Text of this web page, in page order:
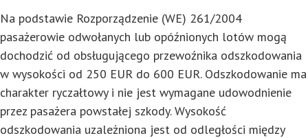
Na podstawie Rozporządzenie (WE) 261/2004
pasażerowie odwołanych lub opóźnionych lotów mogą
dochodzić od obsługującego przewoźnika odszkodowania
w wysokości od 250 EUR do 600 EUR. Odszkodowanie ma
charakter ryczałtowy i nie jest wymagane udowodnienie
przez pasażera powstałej szkody. Wysokość
odszkodowania uzależniona jest od odległości między